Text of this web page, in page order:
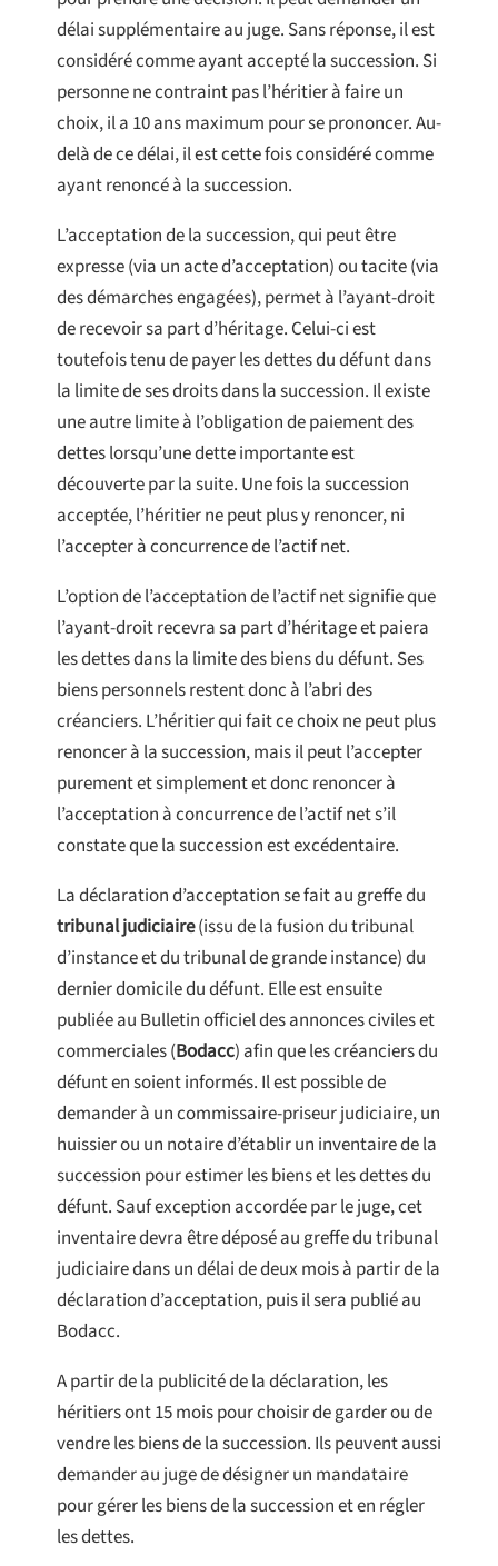
délai supplémentaire au juge. Sans réponse, il est
considéré comme ayant accepté la succession. Si
personne ne contraint pas l’héritier à faire un
choix, il a 10 ans maximum pour se prononcer. Au-
delà de ce délai, il est cette fois considéré comme
ayant renoncé à la succession.
L’acceptation de la succession, qui peut être
expresse (via un acte d’acceptation) ou tacite (via
des démarches engagées), permet à l’ayant-droit
de recevoir sa part d’héritage. Celui-ci est
toutefois tenu de payer les dettes du défunt dans
la limite de ses droits dans la succession. Il existe
une autre limite à l’obligation de paiement des
dettes lorsqu’une dette importante est
découverte par la suite. Une fois la succession
acceptée, l’héritier ne peut plus y renoncer, ni
l’accepter à concurrence de l’actif net.
L’option de l’acceptation de l’actif net signifie que
l’ayant-droit recevra sa part d’héritage et paiera
les dettes dans la limite des biens du défunt. Ses
biens personnels restent donc à l’abri des
créanciers. L’héritier qui fait ce choix ne peut plus
renoncer à la succession, mais il peut l’accepter
purement et simplement et donc renoncer à
l’acceptation à concurrence de l’actif net s’il
constate que la succession est excédentaire.
La déclaration d’acceptation se fait au greffe du
tribunal judiciaire(issu de la fusion du tribunal
d’instance et du tribunal de grande instance) du
dernier domicile du défunt. Elle est ensuite
publiée au Bulletin officiel des annonces civiles et
commerciales (Bodacc) afin que les créanciers du
défunt en soient informés. Il est possible de
demander à un commissaire-priseur judiciaire, un
huissier ou un notaire d’établir un inventaire de la
succession pour estimer les biens et les dettes du
défunt. Sauf exception accordée par le juge, cet
inventaire devra être déposé au greffe du tribunal
judiciaire dans un délai de deux mois à partir de la
déclaration d’acceptation, puis il sera publié au
Bodacc.
A partir de la publicité de la déclaration, les
héritiers ont 15 mois pour choisir de garder ou de
vendre les biens de la succession. Ils peuvent aussi
demander au juge de désigner un mandataire
pour gérer les biens de la succession et en régler
les dettes.